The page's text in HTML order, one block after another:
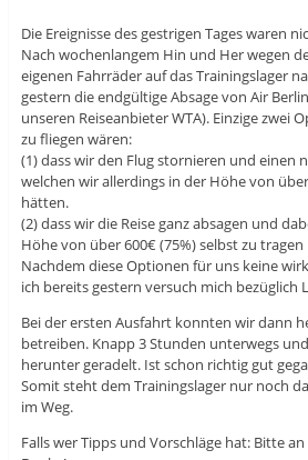
Die Ereignisse des gestrigen Tages waren
Nach wochenlangem Hin und Her wegen
eigenen Fahrräder auf das Trainingslager
gestern die endgültige Absage von Air
unseren Reiseanbieter WTA). Einzige zwei
zu fliegen wären:
(1) dass wir den Flug stornieren und einen
welchen wir allerdings in der Höhe von
hätten.
(2) dass wir die Reise ganz absagen und
Höhe von über 600€ (75%) selbst zu
Nachdem diese Optionen für uns keine
ich bereits gestern versuch mich bezüglich
Bei der ersten Ausfahrt konnten wir dann
betreiben. Knapp 3 Stunden unterwegs
herunter geradelt. Ist schon richtig gut
Somit steht dem Trainingslager nur noch
im Weg.
Falls wer Tipps und Vorschläge hat: Bitte